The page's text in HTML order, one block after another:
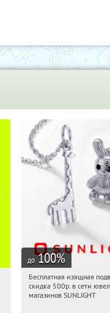
до 100%
03:53:22
Россия
Бесплатная изящная
скидка 500р. в сети
магазинов SUNLIGHT